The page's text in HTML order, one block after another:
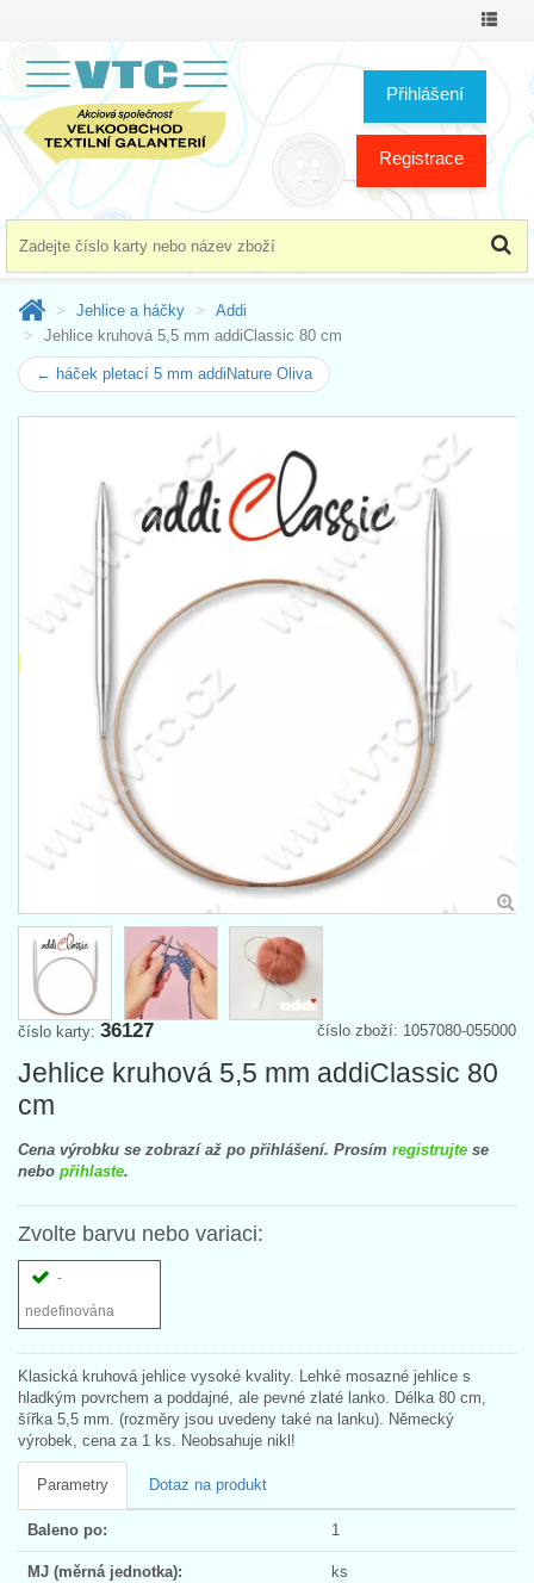
Přihlášení
Registrace
Jehlice a háčky
Addi
Jehlice kruhová 5,5 mm addiClassic 80 cm
← háček pletací 5 mm addiNature Oliva
číslo zboží: 1057080-055000
číslo karty: 36127
Jehlice kruhová 5,5 mm addiClassic 80
cm
Cena výrobku se zobrazí až po přihlášení. Prosím registrujte se
nebo přihlaste.
Zvolte barvu nebo variaci:
-
nedefinována
Klasická kruhová jehlice vysoké kvality. Lehké mosazné jehlice s
hladkým povrchem a poddajné, ale pevné zlaté lanko. Délka 80 cm,
šířka 5,5 mm. (rozměry jsou uvedeny také na lanku). Německý
výrobek, cena za 1 ks. Neobsahuje nikl!
Parametry Dotaz na produkt
Baleno po: 1
MJ (měrná jednotka): ks